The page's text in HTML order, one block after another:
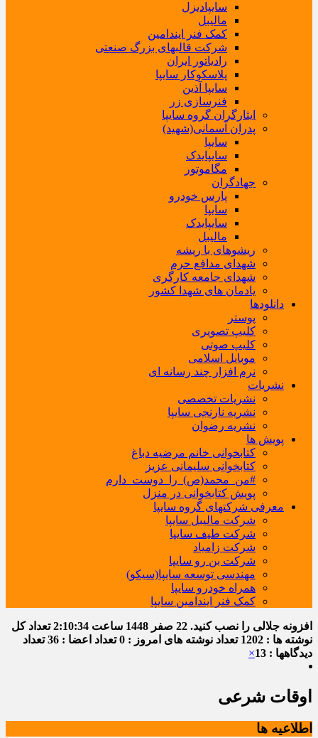
سایپادیزل
مالیبل
کمک فنر ایندامین
شرکت قالبهای بزرگ صنعتی
رادیاتور ایران
پلاسکوکار سایپا
سایپا آذین
فنرسازی زر
ایثارگران گروه سایپا
پدران آسمانی(شهید)
سایپا
سایپایدک
مگاموتور
جهادگران
پارس خودرو
سایپا
سایپایدک
مالیبل
ریشوهای با ریشه
شهدای مدافع حرم
شهدای جامعه کارگری
یادمان های شهدا کشور
دانلودها
پوستر
کلیپ تصویری
کلیپ صوتی
موبایل اسلامی
نرم افزار چند رسانه ای
نشریات
نشریات تخصصی
نشریه نارنجی سایپا
نشریه رضوان
پویش ها
کتابخوانی خانم مرضیه دباغ
کتابخوانی سلیمانی عزیز
#من_محمد(ص)_را_دوست_دارم
پویش کتابخوانی در منزل
معرفی شرکتهای گروه سایپا
شرکت مالیبل سایپا
شرکت طیف سایپا
شرکت زامیاد
شرکت بن رو سایپا
مهندسی توسعه سایپا(سیکو)
همراه خودرو سایپا
کمک فنر ایندامین سایپا
افزونه جلالی را نصب کنید. 22 صفر 1448 ساعت 2:10:34تعداد کل
نوشته ها : 1202
تعداد نوشته های امروز : 0 تعداد اعضا : 36
تعداد
دیدگاهها : 13
×
اوقات شرعی
اطلاعیه ها